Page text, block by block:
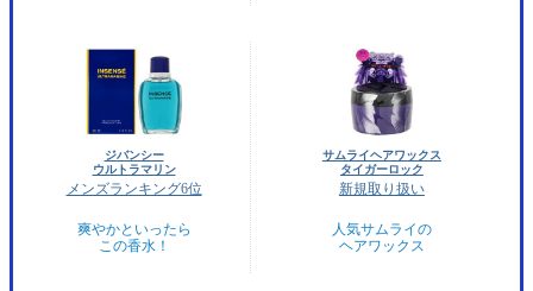
ジバンシー
ウルトラマリン
メンズランキング6位
爽やかといったら
この香水！
サムライヘアワックス
タイガーロック
新規取り扱い
人気サムライの
ヘアワックス